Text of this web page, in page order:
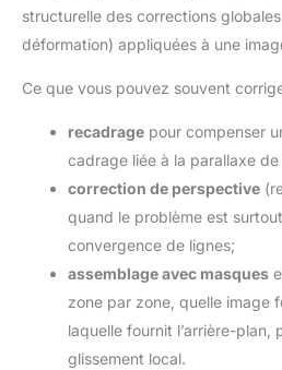
structurelle des corrections globales
déformation) appliquées à une
Ce que vous pouvez souvent
recadrage pour compenser
cadrage liée à la parallaxe de
correction de perspective
quand le problème est
convergence de lignes;
assemblage avec masques
zone par zone, quelle image
laquelle fournit l’arrière-plan,
glissement local.